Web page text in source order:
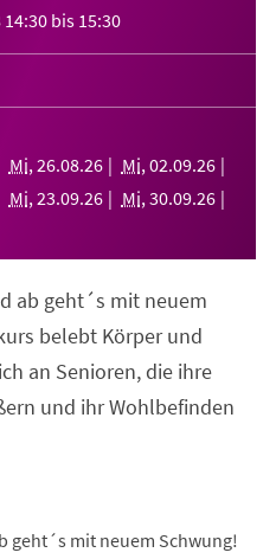
14:30 bis 15:30
Mi, 26.08.26 Mi, 02.09.26
Mi, 23.09.26 Mi, 30.09.26
ab geht´s mit neuem
belebt Körper und
an Senioren, die ihre
und ihr Wohlbefinden
geht´s mit neuem Schwung!